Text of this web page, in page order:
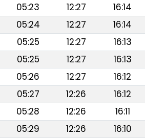
05:23 12:27 16:14
05:24 12:27 16:14
05:25 12:27 16:13
05:25 12:27 16:13
05:26 12:27 16:12
05:27 12:26 16:12
05:28 12:26 16:11
05:29 12:26 16:10